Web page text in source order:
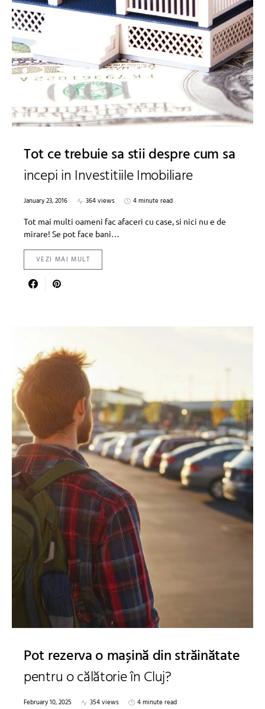
Tot ce trebuie sa stii despre cum sa
incepi in Investitiile Imobiliare
January 23, 2016 364 views
4 minute read
Tot mai multi oameni fac afaceri cu case, si nici nu e de
mirare! Se pot face bani…
VEZI MAI MULT
Pot rezerva o mașină din străinătate
pentru o călătorie în Cluj?
February 10, 2025 354 views
4 minute read